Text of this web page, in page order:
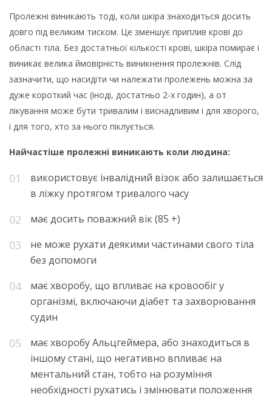
Пролежні виникають тоді, коли шкіра знаходиться досить
довго під великим тиском. Це зменшує приплив крові до
області тіла. Без достатньої кількості крові, шкіра помирає і
виникає велика ймовірність виникнення пролежнів. Слід
зазначити, що насидіти чи належати пролежень можна за
дуже короткий час (іноді, достатньо 2-х годин), а от
лікування може бути тривалим і виснадливим і для хворого,
і для того, хто за нього піклується.
Найчастіше пролежні виникають коли людина:
використовує інвалідний візок або залишається
в ліжку протягом тривалого часу
має досить поважний вік (85 +)
не може рухати деякими частинами свого тіла
без допомоги
має хворобу, що впливає на кровообіг у
організмі, включаючи діабет та захворювання
судин
має хворобу Альцгеймера, або знаходиться в
іншому стані, що негативно впливає на
ментальний стан, тобто на розуміння
необхідності рухатись і змінювати положення